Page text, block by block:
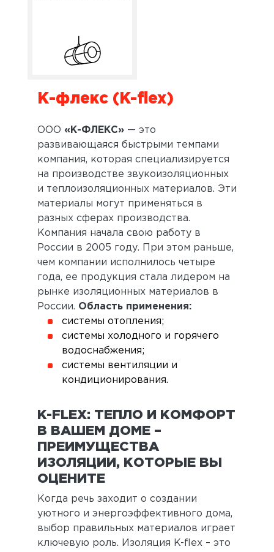
К-флекс (K-flex)
ООО «К-ФЛЕКС» — это
развивающаяся быстрыми темпами
компания, которая специализируется
на производстве звукоизоляционных
и теплоизоляционных материалов. Эти
материалы могут применяться в
разных сферах производства.
Компания начала свою работу в
России в 2005 году. При этом раньше,
чем компании исполнилось четыре
года, ее продукция стала лидером на
рынке изоляционных материалов в
России. Область применения:
системы отопления;
системы холодного и горячего
водоснабжения;
системы вентиляции и
кондиционирования.
K-FLEX: ТЕПЛО И КОМФОРТ
В ВАШЕМ ДОМЕ –
ПРЕИМУЩЕСТВА
ИЗОЛЯЦИИ, КОТОРЫЕ ВЫ
ОЦЕНИТЕ
Когда речь заходит о создании
уютного и энергоэффективного дома,
выбор правильных материалов играет
ключевую роль. Изоляция K-flex – это